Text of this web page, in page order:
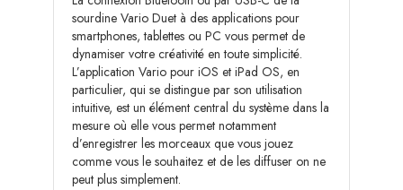
sourdine Vario Duet à des applications pour
smartphones, tablettes ou PC vous permet de
dynamiser votre créativité en toute simplicité.
L’application Vario pour iOS et iPad OS, en
particulier, qui se distingue par son utilisation
intuitive, est un élément central du système dans la
mesure où elle vous permet notamment
d’enregistrer les morceaux que vous jouez
comme vous le souhaitez et de les diffuser on ne
peut plus simplement.